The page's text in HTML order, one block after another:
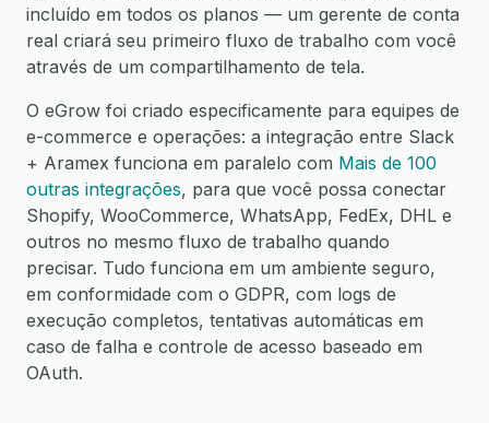
incluído em todos os planos — um gerente de conta
real criará seu primeiro fluxo de trabalho com você
através de um compartilhamento de tela.
O eGrow foi criado especificamente para equipes de
e-commerce e operações: a integração entre Slack
+ Aramex funciona em paralelo com Mais de 100
outras integrações, para que você possa conectar
Shopify, WooCommerce, WhatsApp, FedEx, DHL e
outros no mesmo fluxo de trabalho quando
precisar. Tudo funciona em um ambiente seguro,
em conformidade com o GDPR, com logs de
execução completos, tentativas automáticas em
caso de falha e controle de acesso baseado em
OAuth.